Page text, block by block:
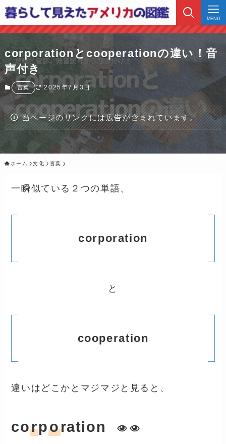
MENU
corporationとcooperationの違い！音
声付き
言葉 2025年7月3日
当ページのリンクには広告が含まれています。
ホーム 文化 言葉
一瞬似ている２つの単語、
corporation
と
cooperation
違いはどこかとマジマジと見ると、
corporation